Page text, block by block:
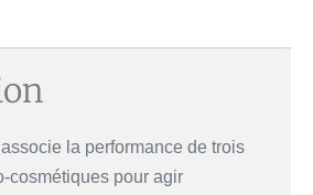
la performance de trois
cosmétiques pour agir